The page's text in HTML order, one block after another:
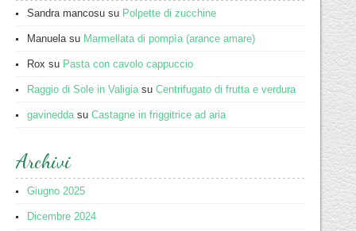
Sandra mancosu su Polpette di zucchine
Manuela su Marmellata di pompìa (arance amare)
Rox su Pasta con cavolo cappuccio
Raggio di Sole in Valigia suCentrifugato di frutta e verdura
gavinedda suCastagne in friggitrice ad aria
Archivi
Giugno 2025
Dicembre 2024